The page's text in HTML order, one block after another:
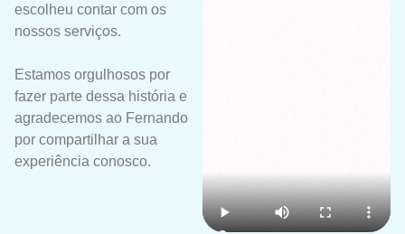
escolheu contar com os
nossos serviços.
Estamos orgulhosos por
fazer parte dessa história e
agradecemos ao Fernando
por compartilhar a sua
experiência conosco.